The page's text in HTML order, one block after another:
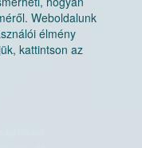
Weboldalunk
élmény
kattintson az
Hivatal